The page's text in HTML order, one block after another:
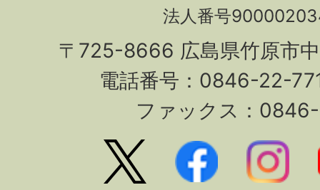
法人番号
〒725-8666 広島県竹原市
電話番号：0846-22-
ファックス：